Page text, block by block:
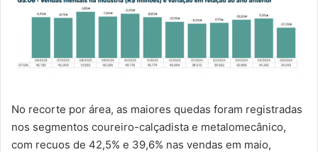
No recorte por área, as maiores quedas foram registradas
nos segmentos coureiro-calçadista e metalomecânico,
com recuos de 42,5% e 39,6% nas vendas em maio,